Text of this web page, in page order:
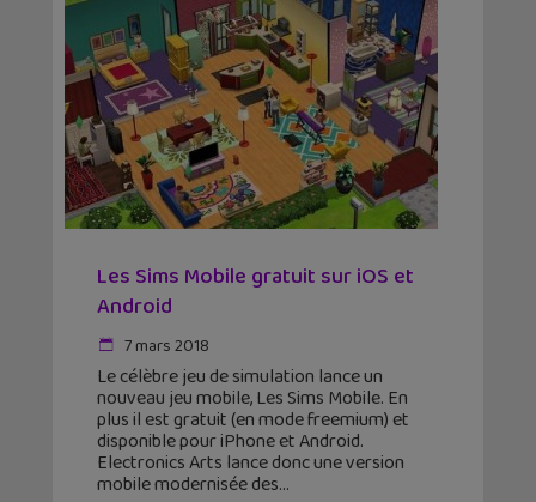
Les Sims Mobile gratuit sur iOS et
Android
7 mars 2018
Le célèbre jeu de simulation lance un
nouveau jeu mobile, Les Sims Mobile. En
plus il est gratuit (en mode freemium) et
disponible pour iPhone et Android.
Electronics Arts lance donc une version
mobile modernisée des